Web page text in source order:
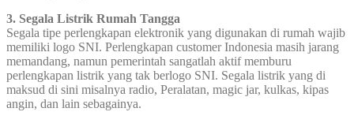
3. Segala Listrik Rumah Tangga
Segala tipe perlengkapan elektronik yang digunakan di rumah wajib
memiliki logo SNI. Perlengkapan customer Indonesia masih jarang
memandang, namun pemerintah sangatlah aktif memburu
perlengkapan listrik yang tak berlogo SNI. Segala listrik yang di
maksud di sini misalnya radio, Peralatan, magic jar, kulkas, kipas
angin, dan lain sebagainya.